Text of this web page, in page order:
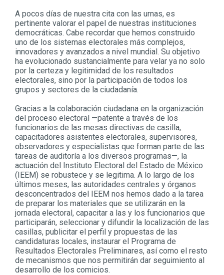
A pocos días de nuestra cita con las urnas, es
pertinente valorar el papel de nuestras instituciones
democráticas. Cabe recordar que hemos construido
uno de los sistemas electorales más complejos,
innovadores y avanzados a nivel mundial. Su objetivo
ha evolucionado sustancialmente para velar ya no solo
por la certeza y legitimidad de los resultados
electorales, sino por la participación de todos los
grupos y sectores de la ciudadanía.
Gracias a la colaboración ciudadana en la organización
del proceso electoral —patente a través de los
funcionarios de las mesas directivas de casilla,
capacitadores asistentes electorales, supervisores,
observadores y especialistas que forman parte de las
tareas de auditoría a los diversos programas—, la
actuación del Instituto Electoral del Estado de México
(IEEM) se robustece y se legitima. A lo largo de los
últimos meses, las autoridades centrales y órganos
desconcentrados del IEEM nos hemos dado a la tarea
de preparar los materiales que se utilizarán en la
jornada electoral, capacitar a las y los funcionarios que
participarán, seleccionar y difundir la localización de las
casillas, publicitar el perfil y propuestas de las
candidaturas locales, instaurar el Programa de
Resultados Electorales Preliminares, así como el resto
de mecanismos que nos permitirán dar seguimiento al
desarrollo de los comicios.